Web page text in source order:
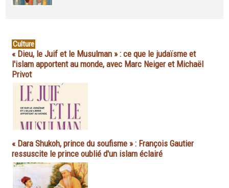
Culture
« Dieu, le Juif et le Musulman » : ce que le judaïsme et
l'islam apportent au monde, avec Marc Neiger et Michaël
Privot
« Dara Shukoh, prince du soufisme » : François Gautier
ressuscite le prince oublié d'un islam éclairé